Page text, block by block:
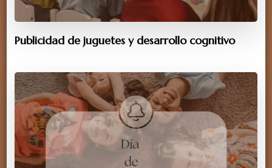
Publicidad de juguetes y desarrollo cognitivo